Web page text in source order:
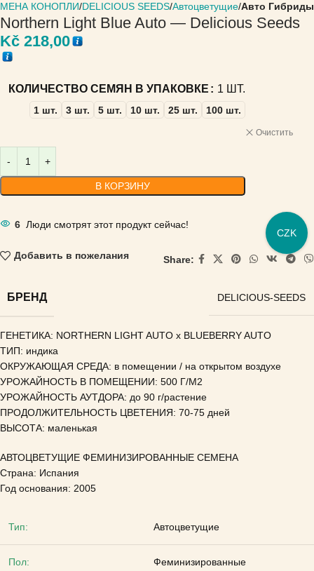
КОНОПЛИ DELICIOUS SEEDS Автоцветущие Авто Гибриды
Northern Light Blue Auto — Delicious Seeds
Kč 218,00
КОЛИЧЕСТВО СЕМЯН В УПАКОВКЕ 1 ШТ.
1 шт. 3 шт. 5 шт. 10 шт. 25 шт. 100 шт.
Очистить
В КОРЗИНУ
6 Люди смотрят этот продукт сейчас!
Добавить в пожелания Share:
БРЕНД DELICIOUS-SEEDS
ГЕНЕТИКА: NORTHERN LIGHT AUTO x BLUEBERRY AUTO
ТИП: индика
ОКРУЖАЮЩАЯ СРЕДА: в помещении / на открытом воздухе
УРОЖАЙНОСТЬ В ПОМЕЩЕНИИ: 500 Г/М2
УРОЖАЙНОСТЬ АУТДОРА: до 90 г/растение
ПРОДОЛЖИТЕЛЬНОСТЬ ЦВЕТЕНИЯ: 70-75 дней
ВЫСОТА: маленькая
АВТОЦВЕТУЩИЕ ФЕМИНИЗИРОВАННЫЕ СЕМЕНА
Страна: Испания
Год основания: 2005
Тип: Автоцветущие
Пол: Феминизированные
CZK